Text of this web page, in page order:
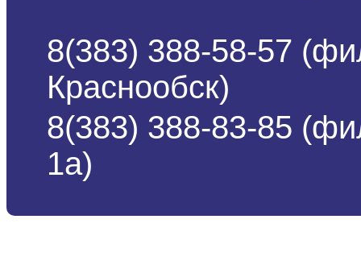
8(383) 388-58-57
Краснообск)
8(383) 388-83-85
1а)